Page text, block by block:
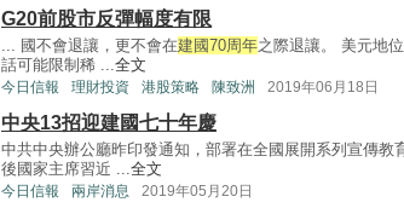
G20前股市反彈幅度有限
... 國不會退讓，更不會在建國70周年之際退讓。 美元地
話可能限制稀 ...全文
今日信報 理財投資 港股策略 陳致洲 2019年06月18日
中央13招迎建國七十年慶
中共中央辦公廳昨印發通知，部署在全國展開系列宣傳教
後國家主席習近 ...全文
今日信報 兩岸消息 2019年05月20日